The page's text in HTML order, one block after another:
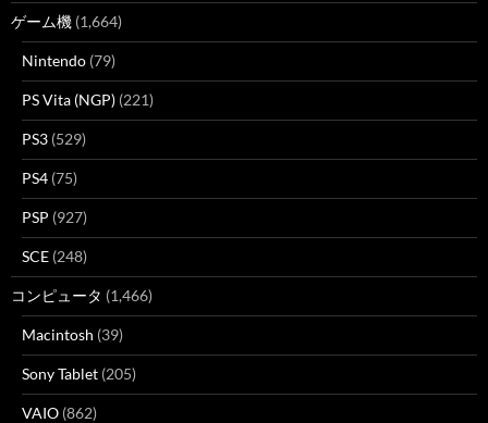
ゲーム機 (1,664)
Nintendo (79)
PS Vita (NGP) (221)
PS3 (529)
PS4 (75)
PSP (927)
SCE (248)
コンピュータ (1,466)
Macintosh (39)
Sony Tablet (205)
VAIO (862)